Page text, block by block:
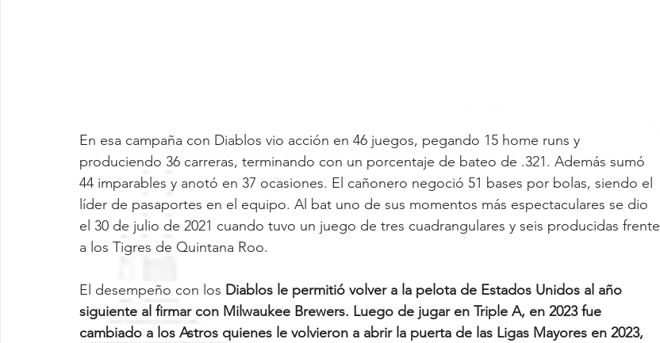
En esa campaña con Diablos vio acción en 46 juegos, pegando 15 home runs y
produciendo 36 carreras, terminando con un porcentaje de bateo de .321. Además sumó
44 imparables y anotó en 37 ocasiones. El cañonero negoció 51 bases por bolas, siendo el
líder de pasaportes en el equipo. Al bat uno de sus momentos más espectaculares se dio
el 30 de julio de 2021 cuando tuvo un juego de tres cuadrangulares y seis producidas frente
a los Tigres de Quintana Roo.
El desempeño con los Diablos le permitió volver a la pelota de Estados Unidos al año
siguiente al firmar con Milwaukee Brewers. Luego de jugar en Triple A, en 2023 fue
cambiado a los Astros quienes le volvieron a abrir la puerta de las Ligas Mayores en 2023,